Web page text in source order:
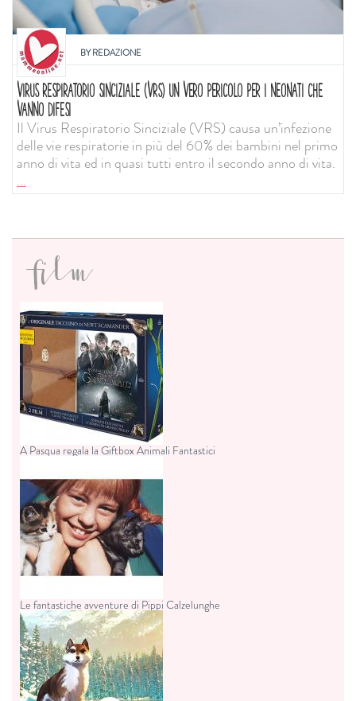
BYREDAZIONE
VIRUS RESPIRATORIO SINCIZIALE (VRS) UN VERO PERICOLO PER I NEONATI CHE
VANNO DIFESI
Il Virus Respiratorio Sinciziale (VRS) causa un’infezione
delle vie respiratorie in più del 60% dei bambini nel primo
anno di vita ed in quasi tutti entro il secondo anno di vita.
...
film
A Pasqua regala la Giftbox Animali Fantastici
Le fantastiche avventure di Pippi Calzelunghe